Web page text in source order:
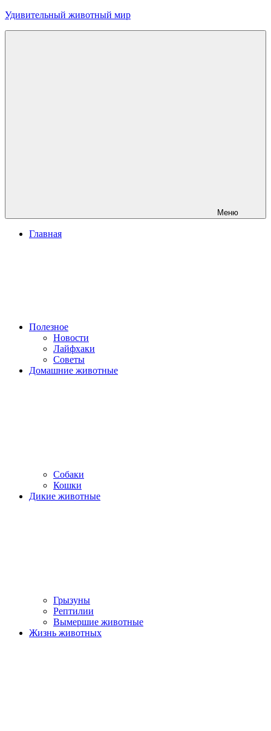
Перейти
Удивительный животный мир
Меню
Главная
Полезное
Новости
Лайфхаки
Советы
Домашние животные
Собаки
Кошки
Дикие животные
Грызуны
Рептилии
Вымершие животные
Жизнь животных